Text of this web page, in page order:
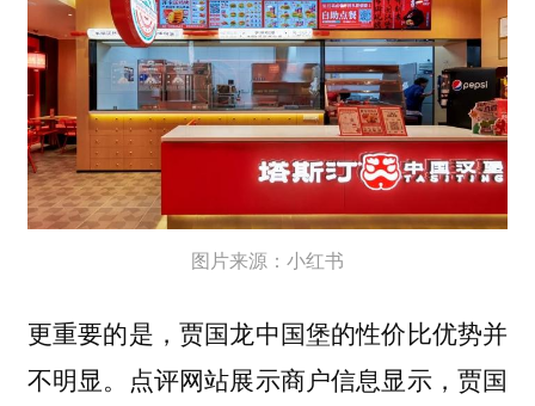
图片来源：小红书
更重要的是， 贾国龙中国堡的性价比优势并
不明显。点评网站展示商户信息显示，贾国